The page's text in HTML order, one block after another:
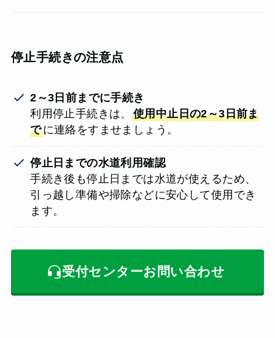
停止手続きの注意点
2～3日前までに手続き
利用停止手続きは、 使用中止日の2～3日前ま
でに連絡をすませましょう。
停止日までの水道利用確認
手続き後も停止日までは水道が使えるため、
引っ越し準備や掃除などに安心して使用でき
ます。
受付センターお問い合わせ